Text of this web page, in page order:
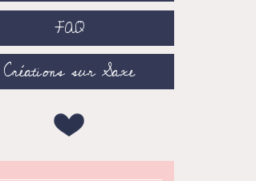
FAQ
Créations sur Saxe